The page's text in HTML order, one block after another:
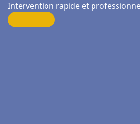
Intervention rapide et